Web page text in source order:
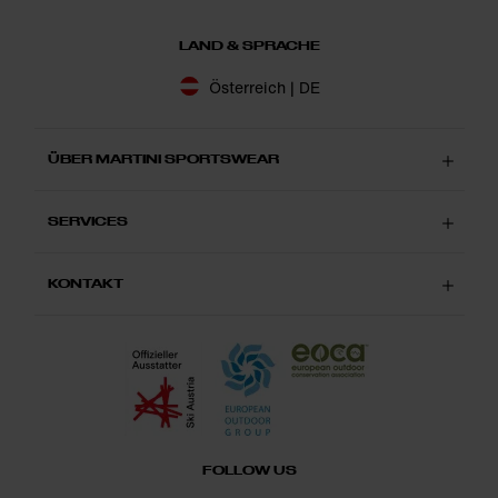
LAND & SPRACHE
Österreich | DE
ÜBER MARTINI SPORTSWEAR
SERVICES
KONTAKT
FOLLOW US